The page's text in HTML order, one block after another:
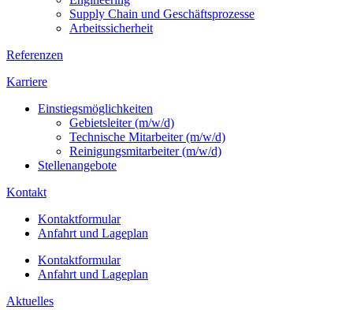
Supply Chain und Geschäftsprozesse
Arbeitssicherheit
Referenzen
Karriere
Einstiegsmöglichkeiten
Gebietsleiter (m/w/d)
Technische Mitarbeiter (m/w/d)
Reinigungsmitarbeiter (m/w/d)
Stellenangebote
Kontakt
Kontaktformular
Anfahrt und Lageplan
Kontaktformular
Anfahrt und Lageplan
Aktuelles